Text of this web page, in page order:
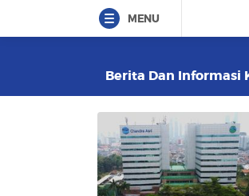
MENU
Berita Dan Informasi